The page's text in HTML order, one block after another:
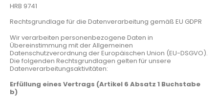
HRB 9741
Rechtsgrundlage für die Datenverarbeitung gemäß EU GDPR
Wir verarbeiten personenbezogene Daten in
Übereinstimmung mit der Allgemeinen
Datenschutzverordnung der Europäischen Union (EU-DSGVO).
Die folgenden Rechtsgrundlagen gelten für unsere
Datenverarbeitungsaktivitäten:
Erfüllung eines Vertrags (Artikel 6 Absatz 1 Buchstabe
b)